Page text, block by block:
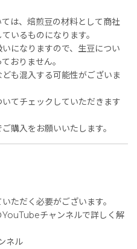
は、焙煎豆の材料として商社
いるものになります。
になりますので、生豆につい
おりません。
も混入する可能性がございま
てチェックしていただきます
購入をお願いいたします。
ただく必要がございます。
チャンネルで詳しく解
ネル